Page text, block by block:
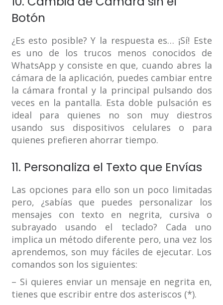
Botón
¿Es esto posible? Y la respuesta es… ¡Sí! Este
es uno de los trucos menos conocidos de
WhatsApp y consiste en que, cuando abres la
cámara de la aplicación, puedes cambiar entre
la cámara frontal y la principal pulsando dos
veces en la pantalla. Esta doble pulsación es
ideal para quienes no son muy diestros
usando sus dispositivos celulares o para
quienes prefieren ahorrar tiempo.
11. Personaliza el Texto que Envías
Las opciones para ello son un poco limitadas
pero, ¿sabías que puedes personalizar los
mensajes con texto en negrita, cursiva o
subrayado usando el teclado? Cada uno
implica un método diferente pero, una vez los
aprendemos, son muy fáciles de ejecutar. Los
comandos son los siguientes:
– Si quieres enviar un mensaje en negrita en,
tienes que escribir entre dos asteriscos (*).